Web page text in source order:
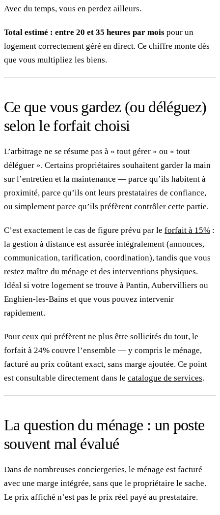
Avec du temps, vous en perdez ailleurs.
Total estimé : entre 20 et 35 heures par mois pour un
logement correctement géré en direct. Ce chiffre monte dès
que vous multipliez les biens.
Ce que vous gardez (ou déléguez)
selon le forfait choisi
L’arbitrage ne se résume pas à « tout gérer » ou « tout
déléguer ». Certains propriétaires souhaitent garder la main
sur l’entretien et la maintenance — parce qu’ils habitent à
proximité, parce qu’ils ont leurs prestataires de confiance,
ou simplement parce qu’ils préfèrent contrôler cette partie.
C’est exactement le cas de figure prévu par le forfait à 15% :
la gestion à distance est assurée intégralement (annonces,
communication, tarification, coordination), tandis que vous
restez maître du ménage et des interventions physiques.
Idéal si votre logement se trouve à Pantin, Aubervilliers ou
Enghien-les-Bains et que vous pouvez intervenir
rapidement.
Pour ceux qui préfèrent ne plus être sollicités du tout, le
forfait à 24% couvre l’ensemble — y compris le ménage,
facturé au prix coûtant exact, sans marge ajoutée. Ce point
est consultable directement dans le catalogue de services.
La question du ménage : un poste
souvent mal évalué
Dans de nombreuses conciergeries, le ménage est facturé
avec une marge intégrée, sans que le propriétaire le sache.
Le prix affiché n’est pas le prix réel payé au prestataire.